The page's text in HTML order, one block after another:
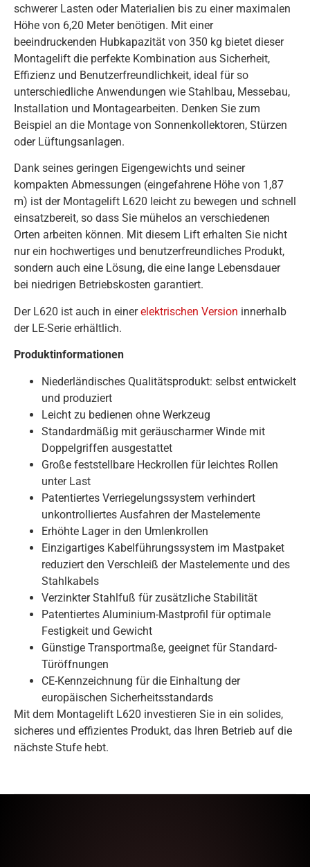
schwerer Lasten oder Materialien bis zu einer maximalen
Höhe von 6,20 Meter benötigen. Mit einer
beeindruckenden Hubkapazität von 350 kg bietet dieser
Montagelift die perfekte Kombination aus Sicherheit,
Effizienz und Benutzerfreundlichkeit, ideal für so
unterschiedliche Anwendungen wie Stahlbau, Messebau,
Installation und Montagearbeiten. Denken Sie zum
Beispiel an die Montage von Sonnenkollektoren, Stürzen
oder Lüftungsanlagen.
Dank seines geringen Eigengewichts und seiner
kompakten Abmessungen (eingefahrene Höhe von 1,87
m) ist der Montagelift L620 leicht zu bewegen und schnell
einsatzbereit, so dass Sie mühelos an verschiedenen
Orten arbeiten können. Mit diesem Lift erhalten Sie nicht
nur ein hochwertiges und benutzerfreundliches Produkt,
sondern auch eine Lösung, die eine lange Lebensdauer
bei niedrigen Betriebskosten garantiert.
Der L620 ist auch in einerelektrischen Version innerhalb
der LE-Serie erhältlich.
Produktinformationen
Niederländisches Qualitätsprodukt: selbst entwickelt
und produziert
Leicht zu bedienen ohne Werkzeug
Standardmäßig mit geräuscharmer Winde mit
Doppelgriffen ausgestattet
Große feststellbare Heckrollen für leichtes Rollen
unter Last
Patentiertes Verriegelungssystem verhindert
unkontrolliertes Ausfahren der Mastelemente
Erhöhte Lager in den Umlenkrollen
Einzigartiges Kabelführungssystem im Mastpaket
reduziert den Verschleiß der Mastelemente und des
Stahlkabels
Verzinkter Stahlfuß für zusätzliche Stabilität
Patentiertes Aluminium-Mastprofil für optimale
Festigkeit und Gewicht
Günstige Transportmaße, geeignet für Standard-
Türöffnungen
CE-Kennzeichnung für die Einhaltung der
europäischen Sicherheitsstandards
Mit dem Montagelift L620 investieren Sie in ein solides,
sicheres und effizientes Produkt, das Ihren Betrieb auf die
nächste Stufe hebt.